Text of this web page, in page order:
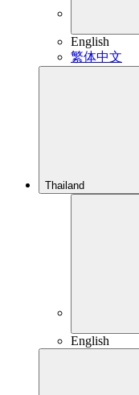
English
繁体中文
Thailand
English